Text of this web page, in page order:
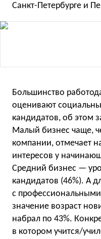
Санкт-Петербурге и
Большинство
оценивают
кандидатов, об этом
Малый бизнес чаще,
компании, отмечает
интересов у
Средний бизнес —
кандидатов (46%). А
с
значение возраст
набрал по 43%.
в котором учится/